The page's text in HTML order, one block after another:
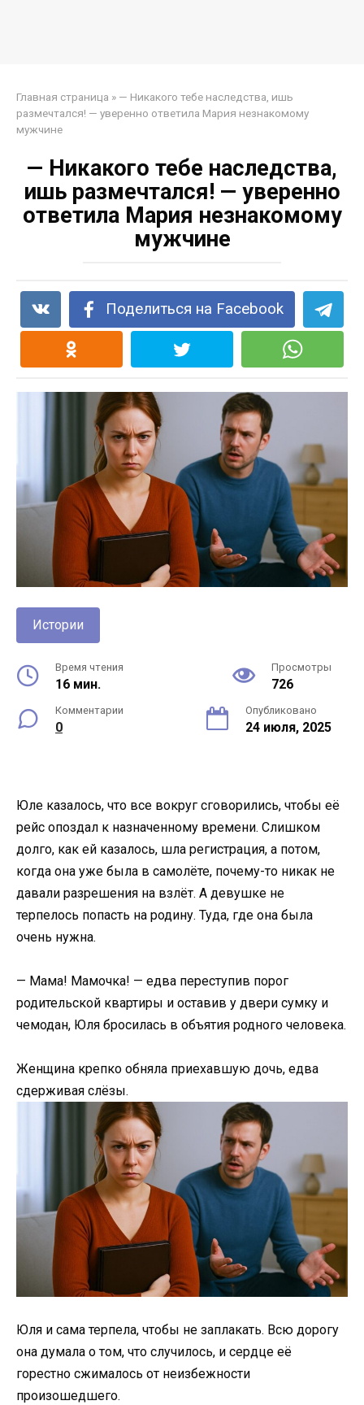
Главная страница » — Никакого тебе наследства, ишь
размечтался! — уверенно ответила Мария незнакомому
мужчине
— Никакого тебе наследства,
ишь размечтался! — уверенно
ответила Мария незнакомому
мужчине
Поделиться на Facebook
Истории
Время чтения
16 мин.
Просмотры
726
Комментарии
0
Опубликовано
24 июля, 2025
Юле казалось, что все вокруг сговорились, чтобы её
рейс опоздал к назначенному времени. Слишком
долго, как ей казалось, шла регистрация, а потом,
когда она уже была в самолёте, почему-то никак не
давали разрешения на взлёт. А девушке не
терпелось попасть на родину. Туда, где она была
очень нужна.
— Мама! Мамочка! — едва переступив порог
родительской квартиры и оставив у двери сумку и
чемодан, Юля бросилась в объятия родного человека.
Женщина крепко обняла приехавшую дочь, едва
сдерживая слёзы.
Юля и сама терпела, чтобы не заплакать. Всю дорогу
она думала о том, что случилось, и сердце её
горестно сжималось от неизбежности
произошедшего.